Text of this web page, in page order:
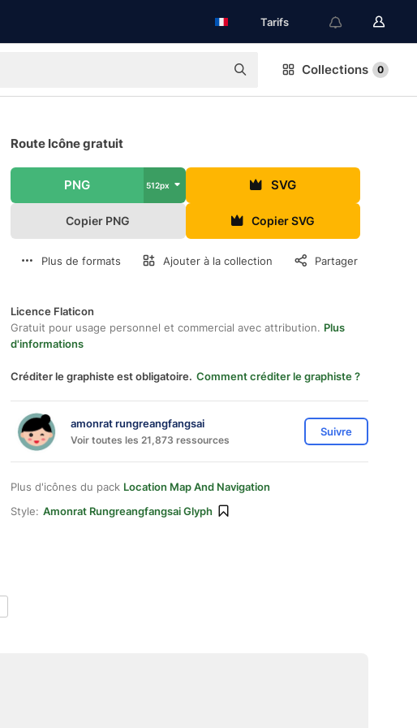
Tarifs
Collections 0
Route Icône gratuit
PNG 512px SVG
Copier PNG Copier SVG
Plus de formats Ajouter à la collection Partager
Licence Flaticon
Gratuit pour usage personnel et commercial avec attribution. Plus
d'informations
Créditer le graphiste est obligatoire. Comment créditer le graphiste ?
amonrat rungreangfangsai
Voir toutes les 21,873 ressources
Suivre
Plus d'icônes du pack Location Map And Navigation
Style: Amonrat Rungreangfangsai Glyph